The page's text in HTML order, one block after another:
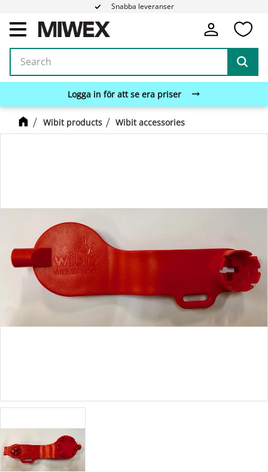
Menu
Snabba leveranser
Logga in för att se era priser
Wibit products Wibit accessories